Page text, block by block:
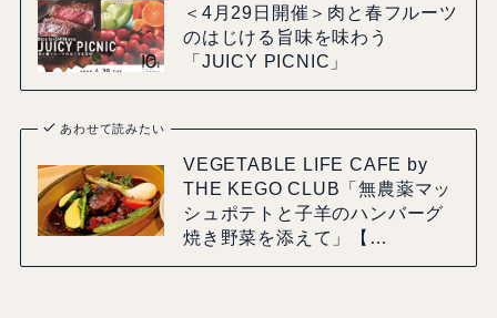
＜4月29日開催＞肉と春フルーツ
のはじける旨味を味わう
「JUICY PICNIC」
あわせて読みたい
VEGETABLE LIFE CAFE by
THE KEGO CLUB「無農薬マッ
シュポテトと⼦⽺のハンバーグ
焼き野菜を添えて」【…